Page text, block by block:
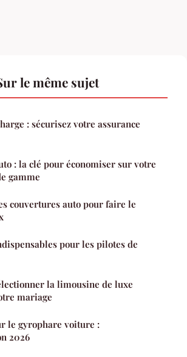
le même sujet
: sécurisez votre assurance
: la clé pour économiser sur votre
gamme
couvertures auto pour faire le
pour les pilotes de
la limousine de luxe
mariage
le gyrophare voiture :
2026